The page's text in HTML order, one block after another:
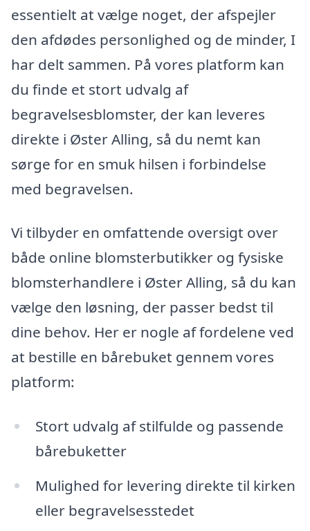
essentielt at vælge noget, der afspejler
den afdødes personlighed og de minder, I
har delt sammen. På vores platform kan
du finde et stort udvalg af
begravelsesblomster, der kan leveres
direkte i Øster Alling, så du nemt kan
sørge for en smuk hilsen i forbindelse
med begravelsen.
Vi tilbyder en omfattende oversigt over
både online blomsterbutikker og fysiske
blomsterhandlere i Øster Alling, så du kan
vælge den løsning, der passer bedst til
dine behov. Her er nogle af fordelene ved
at bestille en bårebuket gennem vores
platform:
Stort udvalg af stilfulde og passende
bårebuketter
Mulighed for levering direkte til kirken
eller begravelsesstedet